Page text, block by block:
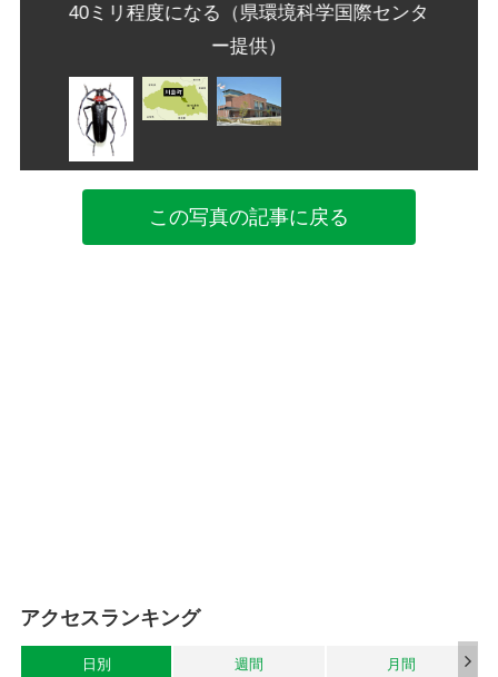
40ミリ程度になる（県環境科学国際センタ
ー提供）
この写真の記事に戻る
アクセスランキング
日別 週間 月間